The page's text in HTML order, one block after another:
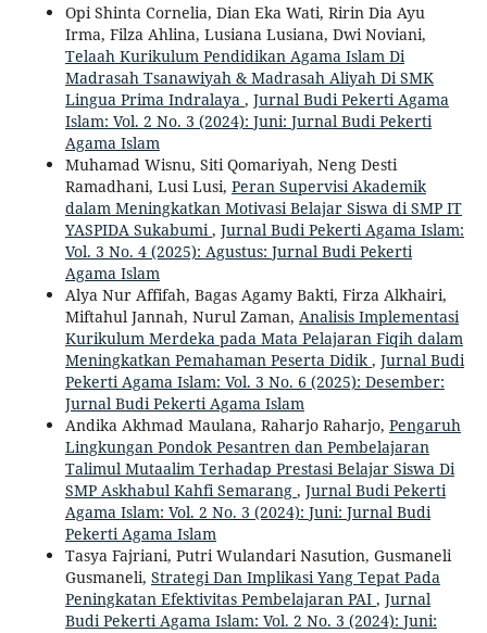
Opi Shinta Cornelia, Dian Eka Wati, Ririn Dia Ayu
Irma, Filza Ahlina, Lusiana Lusiana, Dwi Noviani,
Telaah Kurikulum Pendidikan Agama Islam Di
Madrasah Tsanawiyah & Madrasah Aliyah Di SMK
Lingua Prima Indralaya , Jurnal Budi Pekerti Agama
Islam: Vol. 2 No. 3 (2024): Juni: Jurnal Budi Pekerti
Agama Islam
Muhamad Wisnu, Siti Qomariyah, Neng Desti
Ramadhani, Lusi Lusi, Peran Supervisi Akademik
dalam Meningkatkan Motivasi Belajar Siswa di SMP IT
YASPIDA Sukabumi , Jurnal Budi Pekerti Agama Islam:
Vol. 3 No. 4 (2025): Agustus: Jurnal Budi Pekerti
Agama Islam
Alya Nur Affifah, Bagas Agamy Bakti, Firza Alkhairi,
Miftahul Jannah, Nurul Zaman, Analisis Implementasi
Kurikulum Merdeka pada Mata Pelajaran Fiqih dalam
Meningkatkan Pemahaman Peserta Didik , Jurnal Budi
Pekerti Agama Islam: Vol. 3 No. 6 (2025): Desember:
Jurnal Budi Pekerti Agama Islam
Andika Akhmad Maulana, Raharjo Raharjo, Pengaruh
Lingkungan Pondok Pesantren dan Pembelajaran
Talimul Mutaalim Terhadap Prestasi Belajar Siswa Di
SMP Askhabul Kahfi Semarang , Jurnal Budi Pekerti
Agama Islam: Vol. 2 No. 3 (2024): Juni: Jurnal Budi
Pekerti Agama Islam
Tasya Fajriani, Putri Wulandari Nasution, Gusmaneli
Gusmaneli, Strategi Dan Implikasi Yang Tepat Pada
Peningkatan Efektivitas Pembelajaran PAI , Jurnal
Budi Pekerti Agama Islam: Vol. 2 No. 3 (2024): Juni: